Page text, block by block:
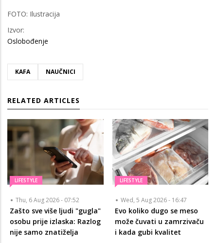
FOTO: Ilustracija
Izvor:
Oslobođenje
KAFA NAUČNICI
RELATED ARTICLES
LIFESTYLE
Thu, 6 Aug 2026 - 07:52
Zašto sve više ljudi "gugla"
osobu prije izlaska: Razlog
nije samo znatiželja
LIFESTYLE
Wed, 5 Aug 2026 - 16:47
Evo koliko dugo se meso
može čuvati u zamrzivaču
i kada gubi kvalitet